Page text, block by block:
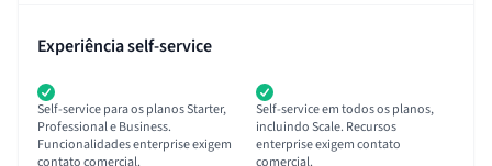
Experiência self-service
Self-service para os planos Starter,
Professional e Business.
Funcionalidades enterprise exigem
contato comercial.
Self-service em todos os planos,
incluindo Scale. Recursos
enterprise exigem contato
comercial.